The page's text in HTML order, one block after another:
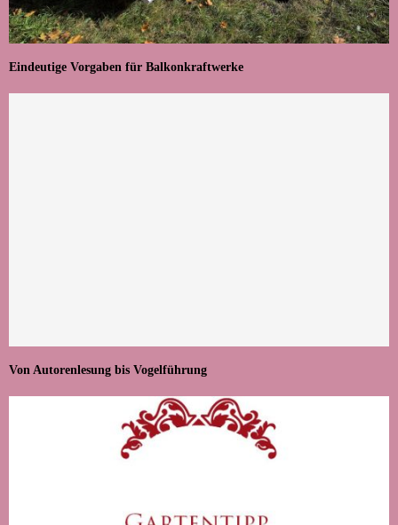
Eindeutige Vorgaben für Balkonkraftwerke
Von Autorenlesung bis Vogelführung